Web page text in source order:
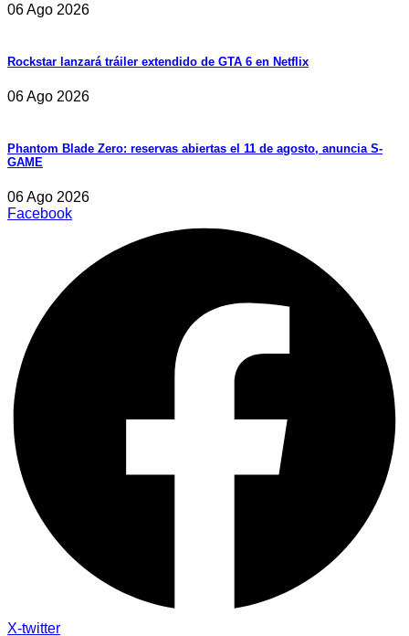
06 Ago 2026
Rockstar lanzará tráiler extendido de GTA 6 en Netflix
06 Ago 2026
Phantom Blade Zero: reservas abiertas el 11 de agosto, anuncia S-
GAME
06 Ago 2026
Facebook
X-twitter